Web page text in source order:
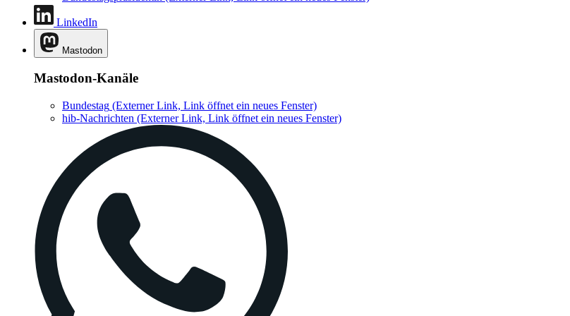
LinkedIn
Mastodon
Mastodon-Kanäle
Bundestag (Externer Link, Link öffnet ein neues Fenster)
hib-Nachrichten (Externer Link, Link öffnet ein neues Fenster)